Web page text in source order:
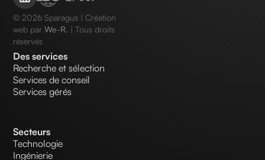
© 2026 Sparagus | Création
web parWe-R. | Tous droits
réservés
Des services
Recherche et sélection
Services de conseil
Services gérés
Secteurs
Technologie
Ingénierie